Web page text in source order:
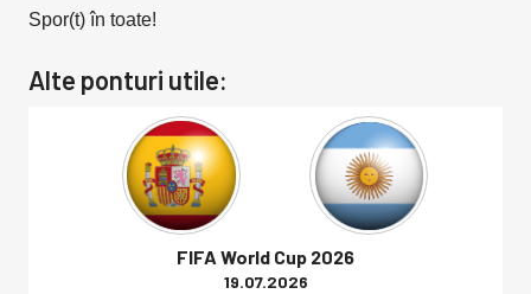
Spor(t) în toate!
Alte ponturi utile:
FIFA World Cup 2026
19.07.2026